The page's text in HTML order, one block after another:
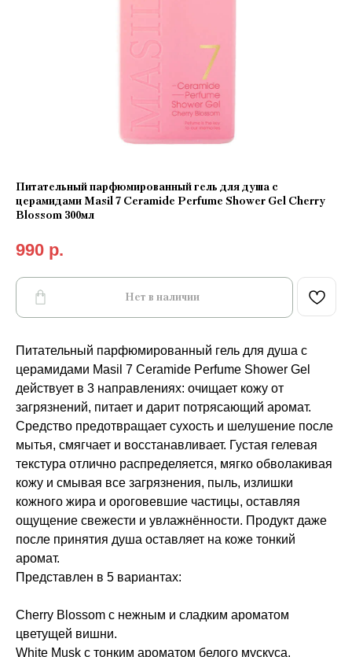
Питательный парфюмированный гель для душа с
церамидами Masil 7 Ceramide Perfume Shower Gel Cherry
Blossom 300мл
990 р.
Нет в наличии
Питательный парфюмированный гель для душа с
церамидами Masil 7 Ceramide Perfume Shower Gel
действует в 3 направлениях: очищает кожу от
загрязнений, питает и дарит потрясающий аромат.
Средство предотвращает сухость и шелушение после
мытья, смягчает и восстанавливает. Густая гелевая
текстура отлично распределяется, мягко обволакивая
кожу и смывая все загрязнения, пыль, излишки
кожного жира и ороговевшие частицы, оставляя
ощущение свежести и увлажнённости. Продукт даже
после принятия душа оставляет на коже тонкий
аромат.
Представлен в 5 вариантах:
Cherry Blossom с нежным и сладким ароматом
цветущей вишни.
White Musk с тонким ароматом белого мускуса.